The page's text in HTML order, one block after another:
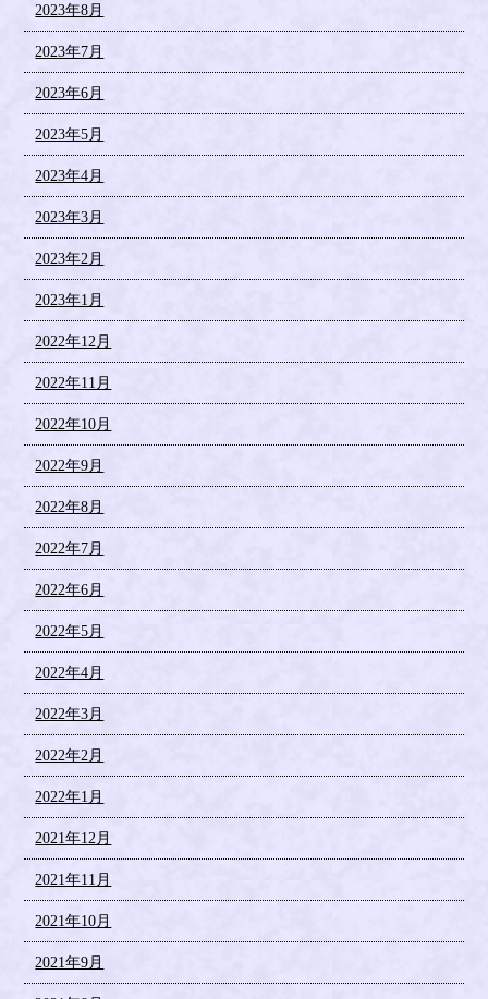
2023年8月
2023年7月
2023年6月
2023年5月
2023年4月
2023年3月
2023年2月
2023年1月
2022年12月
2022年11月
2022年10月
2022年9月
2022年8月
2022年7月
2022年6月
2022年5月
2022年4月
2022年3月
2022年2月
2022年1月
2021年12月
2021年11月
2021年10月
2021年9月